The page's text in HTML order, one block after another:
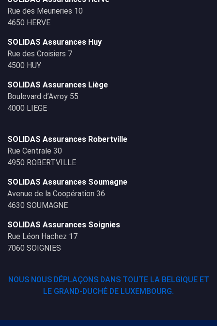
Rue des Meuneries 10
4650 HERVE
SOLIDAS Assurances Huy
Rue des Croisiers 7
4500 HUY
SOLIDAS Assurances Liège
Boulevard d’Avroy 55
4000 LIEGE
SOLIDAS Assurances Robertville
Rue Centrale 30
4950 ROBERTVILLE
SOLIDAS Assurances Soumagne
Avenue de la Coopération 36
4630 SOUMAGNE
SOLIDAS Assurances Soignies
Rue Léon Hachez 17
7060 SOIGNIES
NOUS NOUS DÉPLAÇONS DANS TOUTE LA BELGIQUE ET
LE GRAND-DUCHÉ DE LUXEMBOURG.